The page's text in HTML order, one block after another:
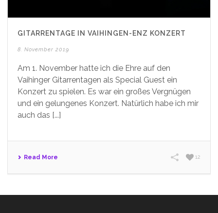
GITARRENTAGE IN VAIHINGEN-ENZ KONZERT
8. November 2019
Am 1. November hatte ich die Ehre auf den
Vaihinger Gitarrentagen als Special Guest ein
Konzert zu spielen. Es war ein großes Vergnügen
und ein gelungenes Konzert. Natürlich habe ich mir
auch das [...]
Read More 12